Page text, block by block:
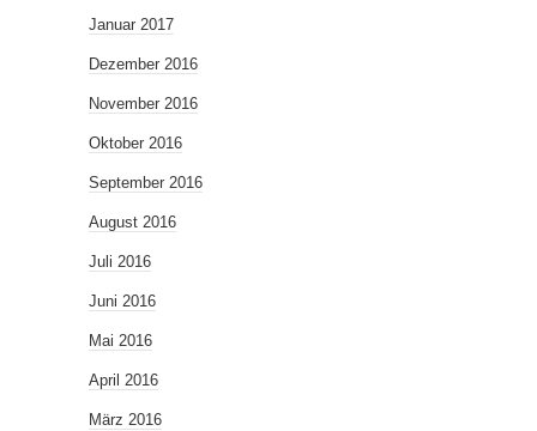
Januar 2017
Dezember 2016
November 2016
Oktober 2016
September 2016
August 2016
Juli 2016
Juni 2016
Mai 2016
April 2016
März 2016